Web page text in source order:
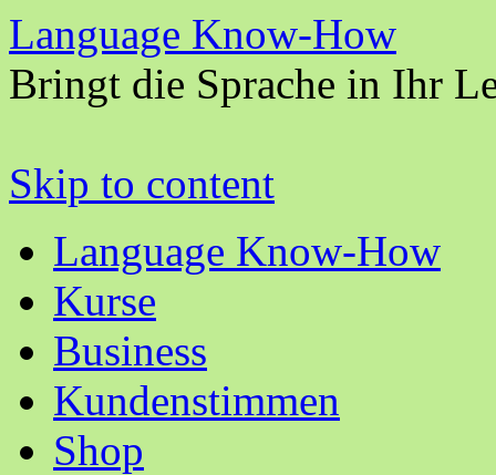
Language Know-How
Bringt die Sprache in Ihr
Skip to content
Language Know-How
Kurse
Business
Kundenstimmen
Shop